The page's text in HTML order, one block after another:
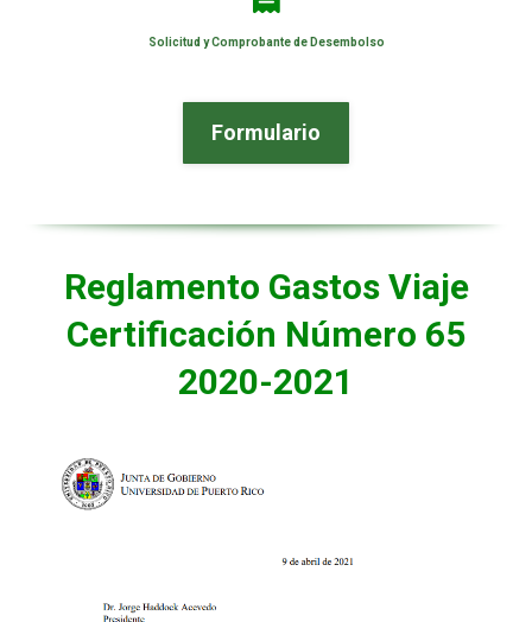
Solicitud y Comprobante de Desembolso
Formulario
Reglamento Gastos Viaje
Certificación Número 65
2020-2021